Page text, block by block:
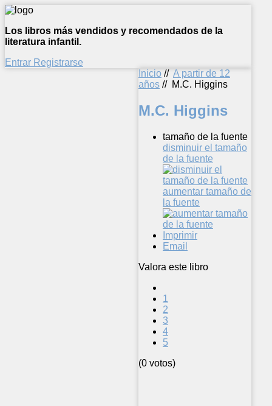
Los libros más vendidos y recomendados de la
literatura infantil.
Entrar Registrarse
Inicio // A partir de 12
años // M.C. Higgins
M.C. Higgins
tamaño de la fuente
disminuir el tamaño
de la fuente
aumentar tamaño de
la fuente
Imprimir
Email
Valora este libro
1
2
3
4
5
(0 votos)